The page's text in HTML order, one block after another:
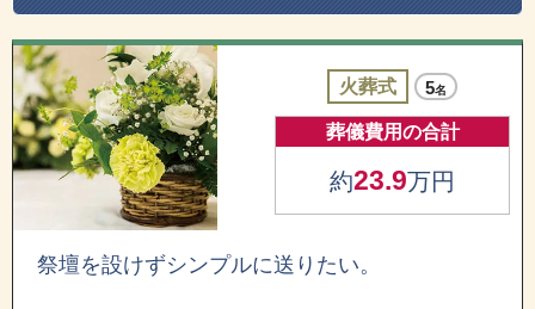
火葬式 5名
葬儀費用の合計
約23.9万円
祭壇を設けずシンプルに送りたい。